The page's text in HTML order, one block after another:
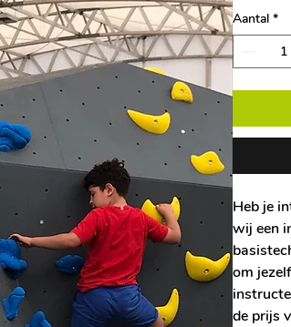
Aantal *
Heb je
wij een
om
de prijs